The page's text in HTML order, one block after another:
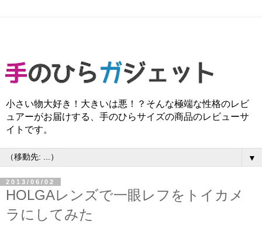
小さい物大好き！大きいは悪！？そんな極端な性格のレビ
ュアーがお届けする、手のひらサイズの商品のレビューサ
イトです。
▼
2013/06/02
HOLGAレンズで一眼レフをトイカメ
ラにしてみた